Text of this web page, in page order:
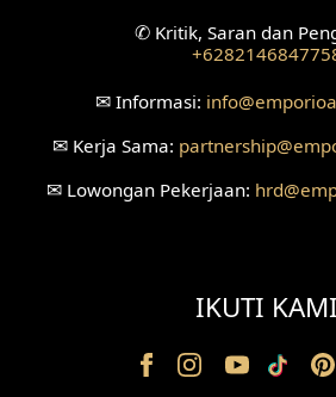
✆ Kritik, Saran dan
✉Informasi: info
✉ Kerja Sama: partnership
✉Lowongan Pekerjaan: hrd
IKUTI KAMI